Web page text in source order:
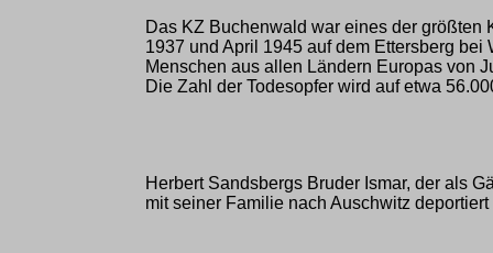
Das KZ Buchenwald war eines der
1937 und April 1945 auf dem Ettersberg
Menschen aus allen Ländern Europas von
Die Zahl der Todesopfer wird auf etwa
Herbert Sandsbergs Bruder Ismar, der als
mit seiner Familie nach Auschwitz